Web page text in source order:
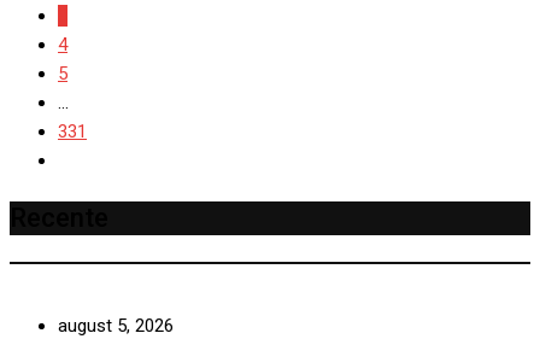
4
5
...
331
august 5, 2026